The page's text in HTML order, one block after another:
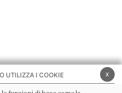
x
UTILIZZA I COOKIE